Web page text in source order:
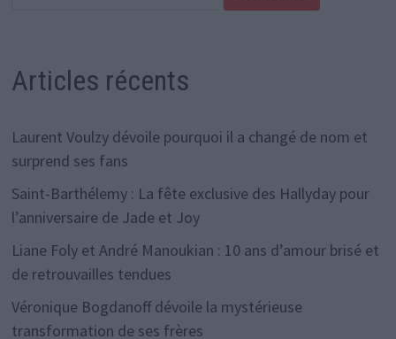
Articles récents
Laurent Voulzy dévoile pourquoi il a changé de nom et
surprend ses fans
Saint-Barthélemy : La fête exclusive des Hallyday pour
l’anniversaire de Jade et Joy
Liane Foly et André Manoukian : 10 ans d’amour brisé et
de retrouvailles tendues
Véronique Bogdanoff dévoile la mystérieuse
transformation de ses frères